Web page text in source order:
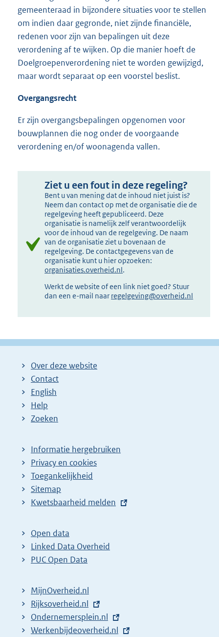
gemeenteraad in bijzondere situaties voor te stellen
om indien daar gegronde, niet zijnde financiële,
redenen voor zijn van bepalingen uit deze
verordening af te wijken. Op die manier hoeft de
Doelgroepenverordening niet te worden gewijzigd,
maar wordt separaat op een voorstel beslist.
Overgangsrecht
Er zijn overgangsbepalingen opgenomen voor
bouwplannen die nog onder de voorgaande
verordening en/of woonagenda vallen.
Ziet u een fout in deze regeling?
Bent u van mening dat de inhoud niet juist is?
Neem dan contact op met de organisatie die de
regelgeving heeft gepubliceerd. Deze
organisatie is namelijk zelf verantwoordelijk
voor de inhoud van de regelgeving. De naam
van de organisatie ziet u bovenaan de
regelgeving. De contactgegevens van de
organisatie kunt u hier opzoeken:
organisaties.overheid.nl.
Werkt de website of een link niet goed? Stuur
dan een e-mail naar regelgeving@overheid.nl
Over deze website
Contact
English
Help
Zoeken
Informatie hergebruiken
Privacy en cookies
Toegankelijkheid
Sitemap
E
t
e
r
l
i
n
k
Kwetsbaarheid melden
Open data
Linked Data Overheid
PUC Open Data
MijnOverheid.nl
E
x
t
Rijksoverheid.nl
E
x
Ondernemersplein.nl
E
Werkenbijdeoverheid.nl